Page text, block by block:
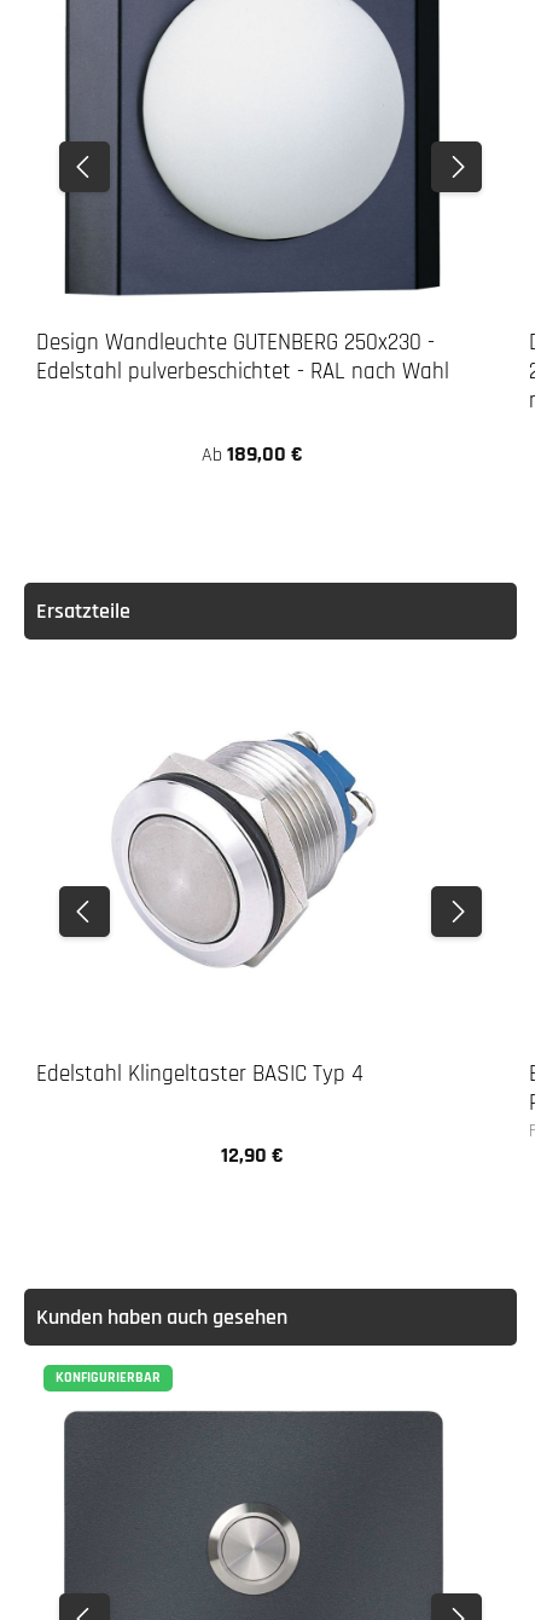
Design Wandleuchte GUTENBERG 250x230 -
Edelstahl pulverbeschichtet - RAL nach Wahl
Ab 189,00 €
Ersatzteile
Edelstahl Klingeltaster BASIC Typ 4
Regulärer Preis:
12,90 €
Kunden haben auch gesehen
KONFIGURIERBAR